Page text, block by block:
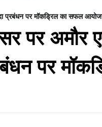
प्रबंधन पर मॉकड्रिल का सफल
पर अमौर
पर